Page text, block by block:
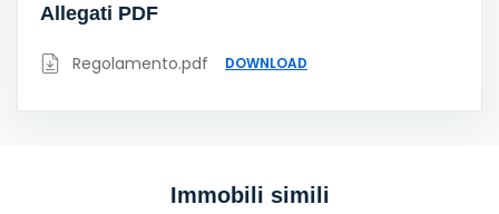
Allegati PDF
Regolamento.pdf DOWNLOAD
Immobili simili